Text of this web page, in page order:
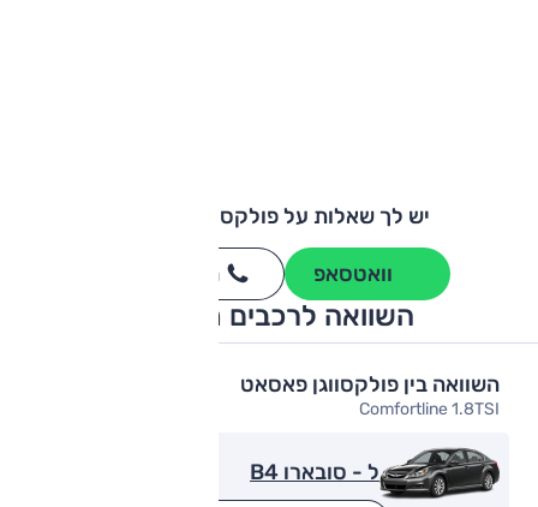
יש לך שאלות על פולקסווגן פאסאט?
וואטסאפ חייגו
השוואה לרכבים מתחרים
השוואה בין פולקסווגן פאסאט
Comfortline 1.8TSI
ל - סובארו B4